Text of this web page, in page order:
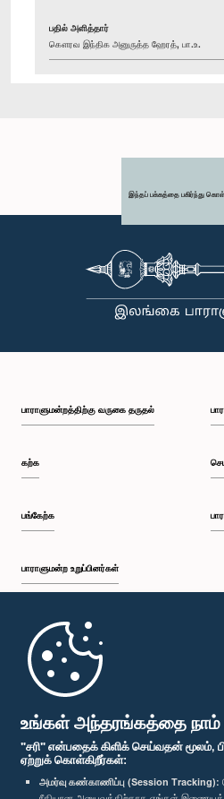
உங்கள் அந்தரங்கத்தை நாம்
"சரி" என்பதைக் கிளிக் செய்வதன் மூலம்,
ஏற்றுக் கொள்கிறீர்கள்:
அமர்வு கண்காணிப்பு (Session Tracking):
பதில் அளித்தார்
கௌரவ இந்திக அனுருத்த ஹேரத், பா.உ.
இந்தப் பக்கத்தை பகிர்ந்து
பாராளுமன்றத்திற்கு வருகை தருதல்
கற்க
பங்கேற்க
பாராளுமன்ற உறுப்பினர்கள்
முதற்பக்கம்
பாராளுமன்ற கையடக்க செயலி